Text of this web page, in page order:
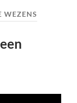
WEZENS